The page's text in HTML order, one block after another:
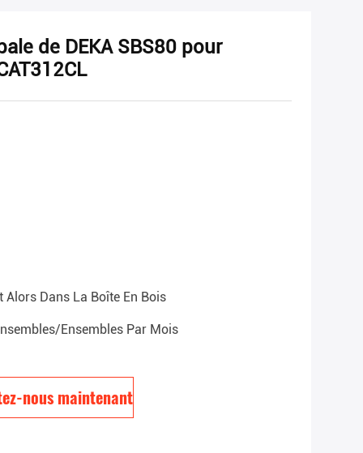
de DEKA SBS80 pour
Alors Dans La Boîte En Bois
ensembles Par Mois
nous maintenant